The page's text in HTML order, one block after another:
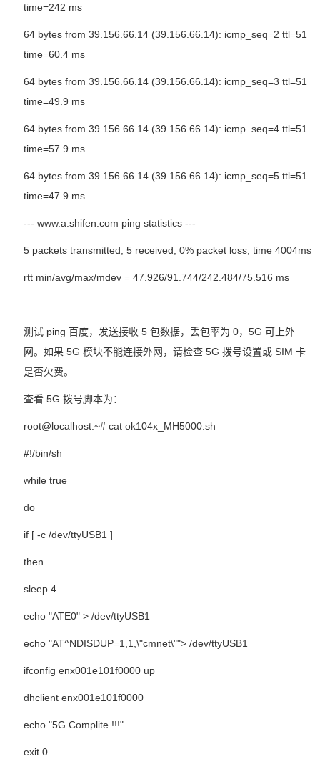
time=242 ms
64 bytes from 39.156.66.14 (39.156.66.14): icmp_seq=2 ttl=51
time=60.4 ms
64 bytes from 39.156.66.14 (39.156.66.14): icmp_seq=3 ttl=51
time=49.9 ms
64 bytes from 39.156.66.14 (39.156.66.14): icmp_seq=4 ttl=51
time=57.9 ms
64 bytes from 39.156.66.14 (39.156.66.14): icmp_seq=5 ttl=51
time=47.9 ms
--- www.a.shifen.com ping statistics ---
5 packets transmitted, 5 received, 0% packet loss, time 4004ms
rtt min/avg/max/mdev = 47.926/91.744/242.484/75.516 ms
测试ping 百度，发送接收 5 包数据，丢包率为 0， 5G 可上外
网。如果 5G 模块不能连接外网，请检查 5G 拨号设置或 SIM 卡
是否欠费。
查看5G 拨号脚本为：
root@localhost:~# cat ok104x_MH5000.sh
#!/bin/sh
while true
do
if [ -c /dev/ttyUSB1 ]
then
sleep 4
echo "ATE0" > /dev/ttyUSB1
echo "AT^NDISDUP=1,1,\"cmnet\""> /dev/ttyUSB1
ifconfig enx001e101f0000 up
dhclient enx001e101f0000
echo "5G Complite !!!"
exit 0